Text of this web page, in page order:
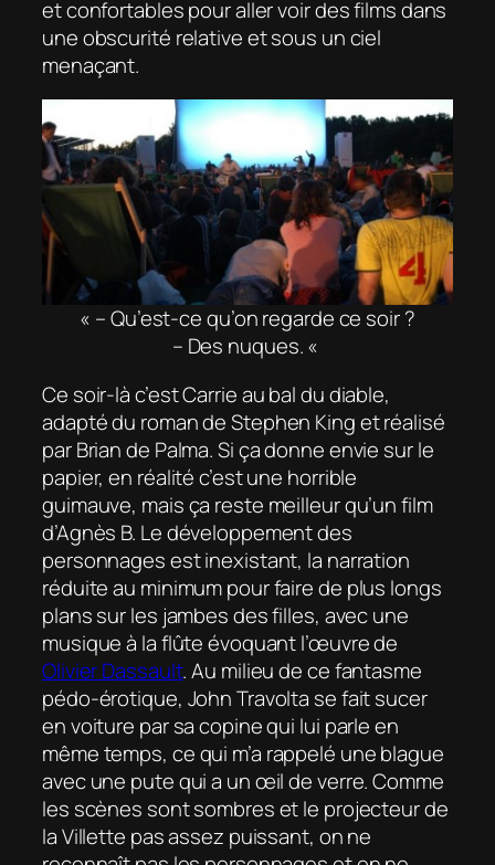
et confortables pour aller voir des films dans
une obscurité relative et sous un ciel
menaçant.
« – Qu’est-ce qu’on regarde ce soir ?
– Des nuques. «
Ce soir-là c’estCarrie au bal du diable,
adapté du roman de Stephen King et réalisé
par Brian de Palma. Si ça donne envie sur le
papier, en réalité c’est une horrible
guimauve, mais ça reste meilleur qu’un film
d’Agnès B. Le développement des
personnages est inexistant, la narration
réduite au minimum pour faire de plus longs
plans sur les jambes des filles, avec une
musique à la flûte évoquant l’œuvre de
Olivier Dassault. Au milieu de ce fantasme
pédo-érotique, John Travolta se fait sucer
en voiture par sa copine qui lui parle en
même temps, ce qui m’a rappelé une blague
avec une pute qui a un œil de verre. Comme
les scènes sont sombres et le projecteur de
la Villette pas assez puissant, on ne